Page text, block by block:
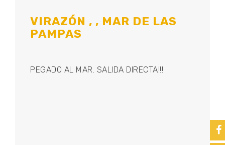
VIRAZÓN , , MAR DE LAS
PAMPAS
PEGADO AL MAR. SALIDA DIRECTA!!!